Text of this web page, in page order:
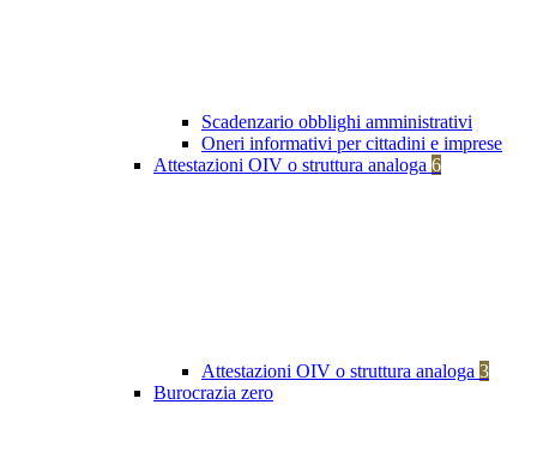
Scadenzario obblighi amministrativi
Oneri informativi per cittadini e imprese
Attestazioni OIV o struttura analoga 6
Attestazioni OIV o struttura analoga 3
Burocrazia zero